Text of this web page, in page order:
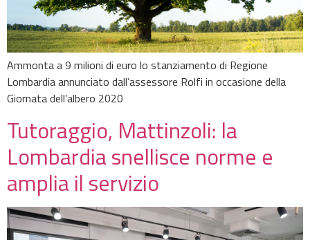
Ammonta a 9 milioni di euro lo stanziamento di Regione
Lombardia annunciato dall’assessore Rolfi in occasione della
Giornata dell’albero 2020
Tutoraggio, Mattinzoli: la
Lombardia snellisce norme e
amplia il servizio